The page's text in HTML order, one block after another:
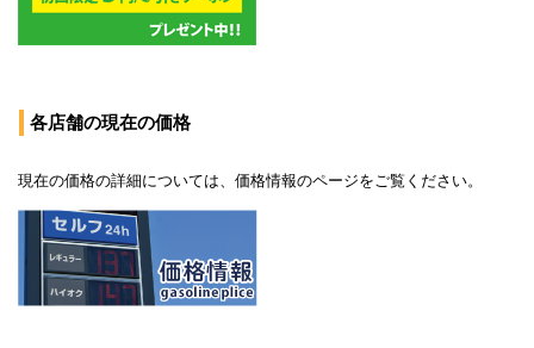
各店舗の現在の価格
現在の価格の詳細については、 価格情報のページをご覧ください。